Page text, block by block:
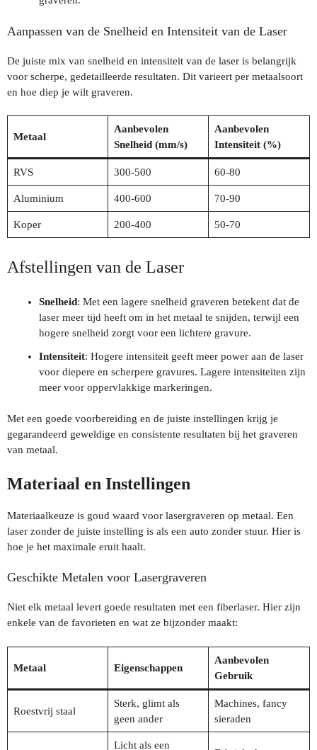
Aanpassen van de Snelheid en Intensiteit van de Laser
De juiste mix van snelheid en intensiteit van de laser is belangrijk
voor scherpe, gedetailleerde resultaten. Dit varieert per metaalsoort
en hoe diep je wilt graveren.
Metaal
Aanbevolen
Snelheid (mm/s)
Aanbevolen
Intensiteit (%)
RVS 300-500 60-80
Aluminium 400-600 70-90
Koper 200-400 50-70
Afstellingen van de Laser
Snelheid: Met een lagere snelheid graveren betekent dat de
laser meer tijd heeft om in het metaal te snijden, terwijl een
hogere snelheid zorgt voor een lichtere gravure.
Intensiteit: Hogere intensiteit geeft meer power aan de laser
voor diepere en scherpere gravures. Lagere intensiteiten zijn
meer voor oppervlakkige markeringen.
Met een goede voorbereiding en de juiste instellingen krijg je
gegarandeerd geweldige en consistente resultaten bij het graveren
van metaal.
Materiaal en Instellingen
Materiaalkeuze is goud waard voor lasergraveren op metaal. Een
laser zonder de juiste instelling is als een auto zonder stuur. Hier is
hoe je het maximale eruit haalt.
Geschikte Metalen voor Lasergraveren
Niet elk metaal levert goede resultaten met een fiberlaser. Hier zijn
enkele van de favorieten en wat ze bijzonder maakt:
Metaal Eigenschappen
Aanbevolen
Gebruik
Roestvrij staal
Sterk, glimt als
geen ander
Machines, fancy
sieraden
Licht als een